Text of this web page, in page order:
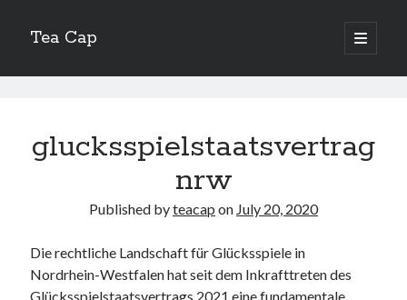
Tea Cap
open
primary
Sidebar
Recent Posts
Mastering Carbon Dioxide Absorption in the Perfect Carbonara
Demystifying Continuous Cold Brew Extraction Kinetics
Capglucksspielstaatsvertrag
nrw
Published byteacap on July 20, 2020
Die rechtliche Landschaft für Glücksspiele in
Nordrhein-Westfalen hat seit dem Inkrafttreten des
Glücksspielstaatsvertrags 2021 eine fundamentale